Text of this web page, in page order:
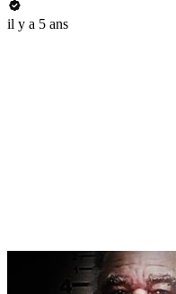
il y a 5 ans